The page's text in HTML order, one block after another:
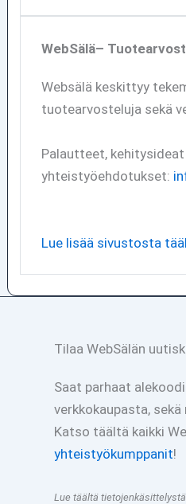
WebSälä–
Websälä keskittyy
tuotearvosteluja sekä
Palautteet, kehitysideat
yhteistyöehdotukset:
Lue lisää sivustosta
Tilaa WebSälän
Saat parhaat
verkkokaupasta, sekä
Katso täältä kaikki
yhteistyökumppanit!
Lue täältä tietojenkäsittelystä.